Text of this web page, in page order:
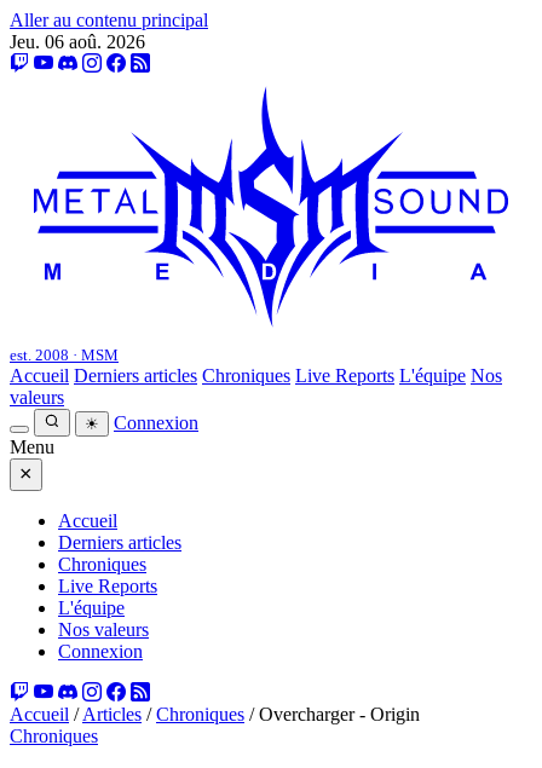
Aller au contenu principal
Jeu. 06 aoû. 2026
est. 2008 · MSM
Accueil Derniers articles Chroniques Live Reports L'équipe Nos
valeurs
☀
Connexion
Menu
×
Accueil
Derniers articles
Chroniques
Live Reports
L'équipe
Nos valeurs
Connexion
Accueil / Articles / Chroniques / Overcharger - Origin
Chroniques